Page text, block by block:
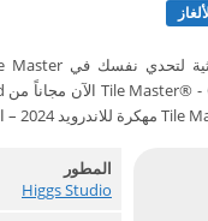
المطور
Higgs Studio‏